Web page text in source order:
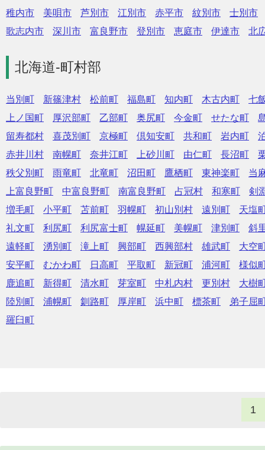
稚内市
美唄市 芦別市 江別市 赤平市 紋別市
士別市
歌志内市
深川市 富良野市 登別市 恵庭市 伊達市 北
北海道-町村部
当別町 新篠津村 松前町 福島町 知内町 木古内町
七
上ノ国町
厚沢部町 乙部町 奥尻町 今金町 せたな町
留寿都村
喜茂別町 京極町 倶知安町 共和町 岩内町
赤井川村
南幌町 奈井江町 上砂川町 由仁町 長沼町
秩父別町
雨竜町 北竜町 沼田町 鷹栖町 東神楽町
当
上富良野町
中富良野町 南富良野町 占冠村 和寒町
剣
増毛町
小平町 苫前町 羽幌町 初山別村 遠別町
天塩
礼文町
利尻町 利尻富士町 幌延町 美幌町 津別町
斜
遠軽町
湧別町 滝上町 興部町 西興部村 雄武町
大空
安平町
むかわ町 日高町 平取町 新冠町 浦河町
様似
鹿追町
新得町 清水町 芽室町 中札内村 更別村
大樹
陸別町
浦幌町 釧路町 厚岸町 浜中町 標茶町
弟子屈
羅臼町
1